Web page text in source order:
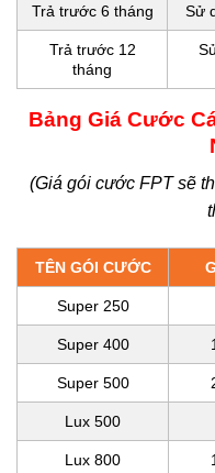
Trả trước 6 tháng Sử
Trả trước 12
tháng
Bảng Giá Cước
(Giá gói cước FPT sẽ
TÊN GÓI CƯỚC
Super 250
Super 400
Super 500
Lux 500
Lux 800